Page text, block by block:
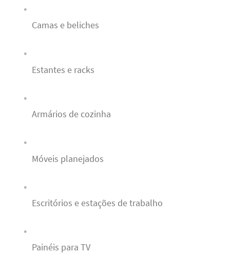
Camas e beliches
Estantes e racks
Armários de cozinha
Móveis planejados
Escritórios e estações de trabalho
Painéis para TV